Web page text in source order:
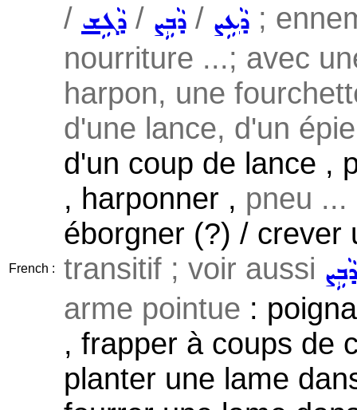
French :
/ ܕܵܓܹܫ / ܕܵܒܹܨ / ܕܵܥܹܨ ;
nourriture ...; avec
harpon, une
d'une lance, d'un
d'un coup de lance ,
, harponner , pneu ...
éborgner (?) /
transitif ; voir aussi ܕܵܒܹܨ
arme pointue :
, frapper à coups de
planter une lame